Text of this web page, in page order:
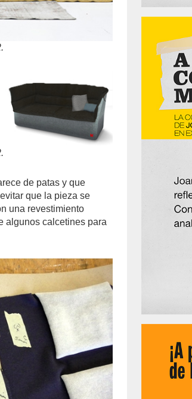
de patas y que
que la pieza se
una revestimiento
algunos calcetines para